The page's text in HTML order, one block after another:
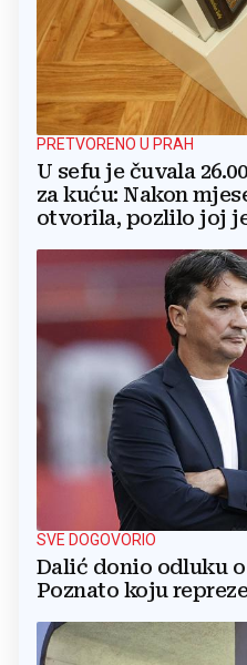
PRETVORENO U PRAH
U sefu je čuvala
za kuću: Nakon
otvorila, pozlilo joj
SVE DOGOVORIO
Dalić donio odluku
Poznato koju